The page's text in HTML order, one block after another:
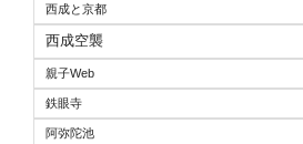
西成と京都
西成空襲
親子Web
鉄眼寺
阿弥陀池